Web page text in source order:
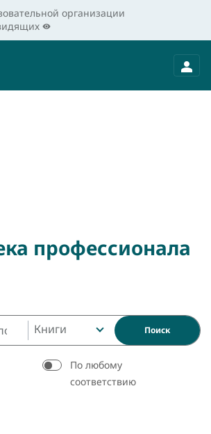
организации
профессионала
Книги Поиск
По любому
соответствию